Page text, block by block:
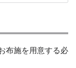
布施を用意する必